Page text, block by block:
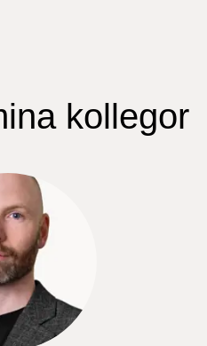
kollegor